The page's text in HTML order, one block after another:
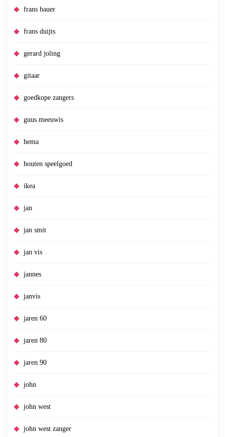
frans bauer
frans duijts
gerard joling
gitaar
goedkope zangers
guus meeuwis
hema
houten speelgoed
ikea
jan
jan smit
jan vis
jannes
janvis
jaren 60
jaren 80
jaren 90
john
john west
john west zanger